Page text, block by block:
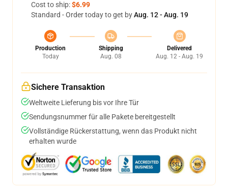
Cost to ship:$6.99
Standard - Order today to get byAug. 12 - Aug. 19
Production
Today
Shipping
Aug. 08
Delivered
Aug. 12 - Aug. 19
Sichere Transaktion
Weltweite Lieferung bis vor Ihre Tür
Sendungsnummer für alle Pakete bereitgestellt
Vollständige Rückerstattung, wenn das Produkt nicht
erhalten wurde